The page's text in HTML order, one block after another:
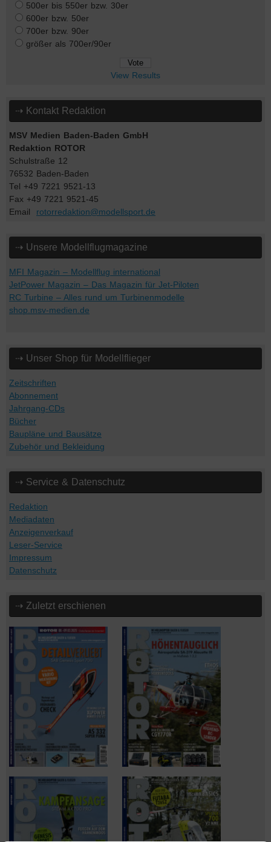
500er bis 550er bzw. 30er
600er bzw. 50er
700er bzw. 90er
größer als 700er/90er
View Results
⇢ Kontakt Redaktion
MSV Medien Baden-Baden GmbH
Redaktion ROTOR
Schulstraße 12
76532 Baden-Baden
Tel +49 7221 9521-13
Fax +49 7221 9521-45
Email rotorredaktion@modellsport.de
⇢ Unsere Modellflugmagazine
MFI Magazin – Modellflug international
JetPower Magazin – Das Magazin für Jet-Piloten
RC Turbine – Alles rund um Turbinenmodelle
shop.msv-medien.de
⇢ Unser Shop für Modellflieger
Zeitschriften
Abonnement
Jahrgang-CDs
Bücher
Baupläne und Bausätze
Zubehör und Bekleidung
⇢ Service & Datenschutz
Redaktion
Mediadaten
Anzeigenverkauf
Leser-Service
Impressum
Datenschutz
⇢ Zuletzt erschienen